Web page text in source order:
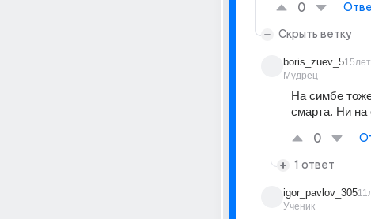
0
Скрыть ветку
boris_zuev_5
Мудрец
15лет
На симбе
смарта. Ни
0
1 ответ
igor_pavlov_305
Ученик